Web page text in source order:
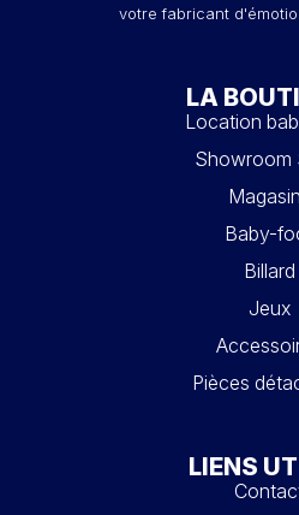
votre fabricant
LA
Location
Showroom
Baby-
Billard
Jeux
Pièces
LIENS